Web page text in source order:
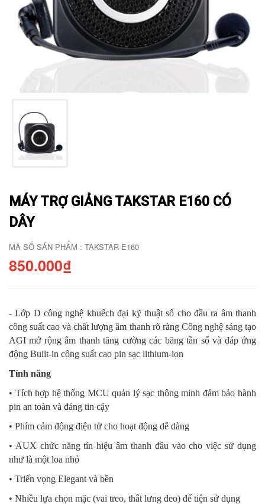
MÁY TRỢ GIẢNG TAKSTAR E160 CÓ
DÂY
MÃ SỐ SẢN PHẨM : TAKSTAR E160
850.000₫
- Lớp D công nghệ khuếch đại kỹ thuật số cho đầu ra âm thanh
công suất cao và chất lượng âm thanh rõ ràng Công nghệ sáng tạo
AGI mở rộng âm thanh tăng cường các băng tần số và đáp ứng
động Built-in công suất cao pin sạc lithium-ion
Tính năng
• Tích hợp hệ thống MCU quản lý sạc thông minh đảm bảo hành
pin an toàn và đáng tin cậy
• Phím cảm động điện tử cho hoạt động dễ dàng
• AUX chức năng tín hiệu âm thanh đầu vào cho việc sử dụng
như là một loa nhỏ
• Triển vọng Elegant và bền
• Nhiều lựa chọn mặc (vai treo, thắt lưng đeo) ​​để tiện sử dụng